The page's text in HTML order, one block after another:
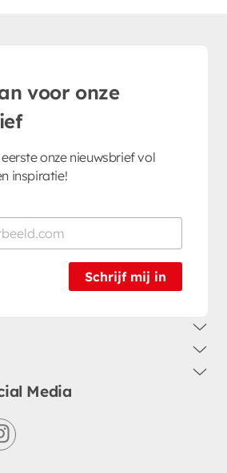
voor onze
onze nieuwsbrief vol
inspiratie!
Schrijf mij in
Media